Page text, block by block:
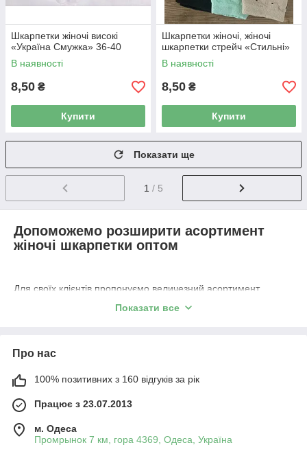
Шкарпетки жіночі високі
«Україна Смужка» 36-40
В наявності
8,50 ₴
Купити
Шкарпетки жіночі, жіночі
шкарпетки стрейч «Стильні»
В наявності
8,50 ₴
Купити
Показати ще
1 / 5
Допоможемо розширити асортимент
жіночі шкарпетки оптом
Для своїх клієнтів пропонуємо величезний асортимент
жіночі шкарпетки оптом; носки високі, короткі, носки
швидка відправка замовлень у регіон покупця. Для вас
онлайн-каталог, діють оптові ціни.
Клієнтам подобається наш каталог
жіночих шкарпеток
Вся продукція стабільної якості
Показати все
Про нас
100% позитивних з 160 відгуків за рік
Працює з 23.07.2013
м. Одеса
Промрынок 7 км, гора 4369, Одеса, Україна